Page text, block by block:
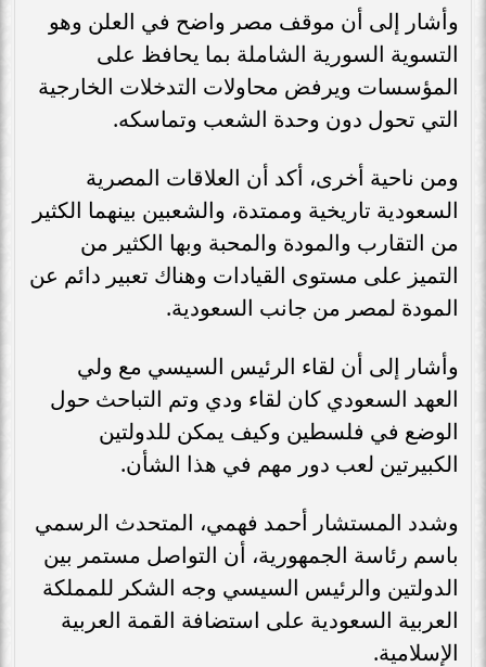
وأشار إلى أن موقف مصر واضح في العلن وهو
التسوية السورية الشاملة بما يحافظ على
المؤسسات ويرفض محاولات التدخلات الخارجية
التي تحول دون وحدة الشعب وتماسكه.
ومن ناحية أخرى، أكد أن العلاقات المصرية
السعودية تاريخية وممتدة، والشعبين بينهما الكثير
من التقارب والمودة والمحبة وبها الكثير من
التميز على مستوى القيادات وهناك تعبير دائم عن
المودة لمصر من جانب السعودية.
وأشار إلى أن لقاء الرئيس السيسي مع ولي
العهد السعودي كان لقاء ودي وتم التباحث حول
الوضع في فلسطين وكيف يمكن للدولتين
الكبيرتين لعب دور مهم في هذا الشأن.
وشدد المستشار أحمد فهمي، المتحدث الرسمي
باسم رئاسة الجمهورية، أن التواصل مستمر بين
الدولتين والرئيس السيسي وجه الشكر للمملكة
العربية السعودية على استضافة القمة العربية
الإسلامية.